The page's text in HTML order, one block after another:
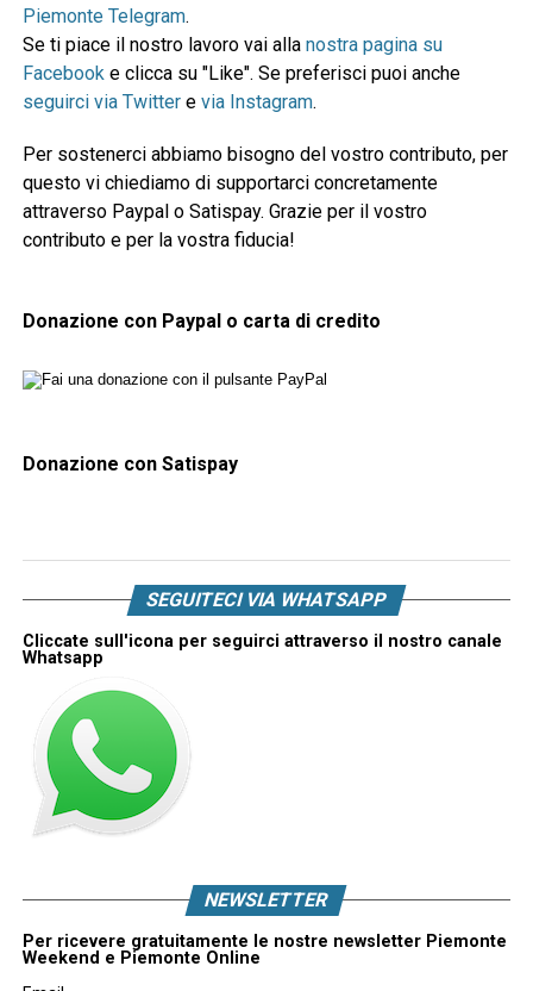
Piemonte Telegram.
Se ti piace il nostro lavoro vai alla nostra pagina su
Facebooke clicca su "Like". Se preferisci puoi anche
seguirci via Twittere via Instagram.
Per sostenerci abbiamo bisogno del vostro contributo, per
questo vi chiediamo di supportarci concretamente
attraverso Paypal o Satispay. Grazie per il vostro
contributo e per la vostra fiducia!
Donazione con Paypal o carta di credito
Donazione con Satispay
SEGUITECI VIA WHATSAPP
Cliccate sull'icona per seguirci attraverso il nostro canale
Whatsapp
NEWSLETTER
Per ricevere gratuitamente le nostre newsletter Piemonte
Weekend e Piemonte Online